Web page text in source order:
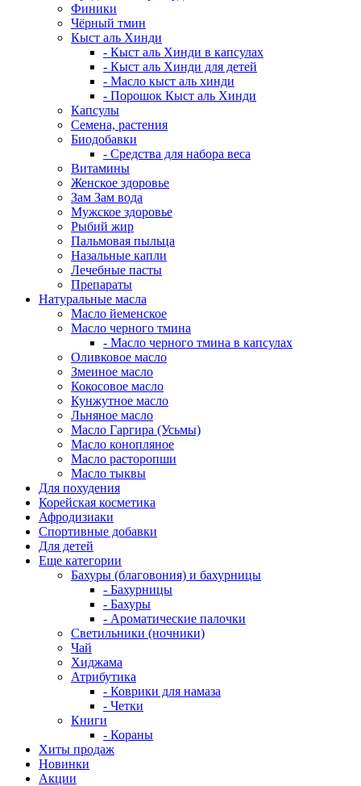
Финики
Чёрный тмин
Кыст аль Хинди
- Кыст аль Хинди в капсулах
- Кыст аль Хинди для детей
- Масло кыст аль хинди
- Порошок Кыст аль Хинди
Капсулы
Семена, растения
Биодобавки
- Средства для набора веса
Витамины
Женское здоровье
Зам Зам вода
Мужское здоровье
Рыбий жир
Пальмовая пыльца
Назальные капли
Лечебные пасты
Препараты
Натуральные масла
Масло йеменское
Масло черного тмина
- Масло черного тмина в капсулах
Оливковое масло
Змеиное масло
Кокосовое масло
Кунжутное масло
Льняное масло
Масло Гаргира (Усьмы)
Масло конопляное
Масло расторопши
Масло тыквы
Для похудения
Корейская косметика
Афродизиаки
Спортивные добавки
Для детей
Еще категории
Бахуры (благовония) и бахурницы
- Бахурницы
- Бахуры
- Ароматические палочки
Светильники (ночники)
Чай
Хиджама
Атрибутика
- Коврики для намаза
- Четки
Книги
- Кораны
Хиты продаж
Новинки
Акции